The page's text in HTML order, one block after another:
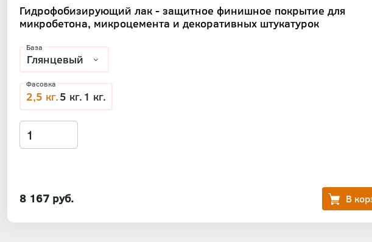
Гидрофобизирующий лак - защитное финишное покрытие для
микробетона, микроцемента и декоративных штукатурок
8 167 руб.
База
Фасовка
2,5 кг.5 кг. 1 кг.